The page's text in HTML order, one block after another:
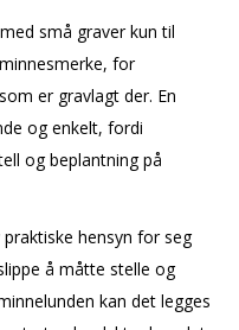
små graver kun til
for
er gravlagt der. En
og enkelt, fordi
og beplantning på
hensyn for seg
å måtte stelle og
kan det legges